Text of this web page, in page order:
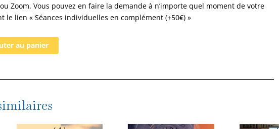
Zoom. Vous pouvez en faire la demande à n’importe quel moment de votre
le lien « Séances individuelles en complément (+50€) »
au panier